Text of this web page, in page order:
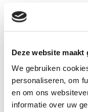
Deze website
We gebruiken
personaliseren, om
en om ons
informatie over uw
De
Namens
succes.
Ballonnenpartners
We leveren kant
gewenste kleuren